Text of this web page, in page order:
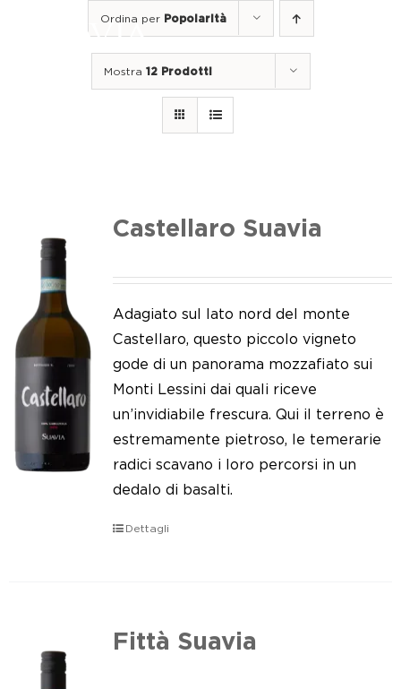
Il nostro lavoro
I nostri vigneti
Tappo a vite
Le nostre news
Ordina per Popolarità
Mostra 12 Prodotti
Castellaro Suavia
Adagiato sul lato nord del monte
Castellaro, questo piccolo vigneto
gode di un panorama mozzafiato sui
Monti Lessini dai quali riceve
un’invidiabile frescura. Qui il terreno è
estremamente pietroso, le temerarie
radici scavano i loro percorsi in un
dedalo di basalti.
Dettagli
Fittà Suavia